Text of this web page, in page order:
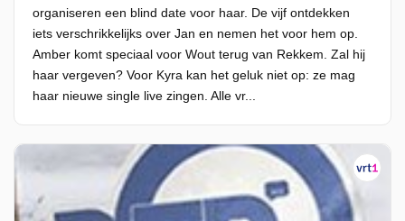
organiseren een blind date voor haar. De vijf ontdekken
iets verschrikkelijks over Jan en nemen het voor hem op.
Amber komt speciaal voor Wout terug van Rekkem. Zal hij
haar vergeven? Voor Kyra kan het geluk niet op: ze mag
haar nieuwe single live zingen. Alle vr...